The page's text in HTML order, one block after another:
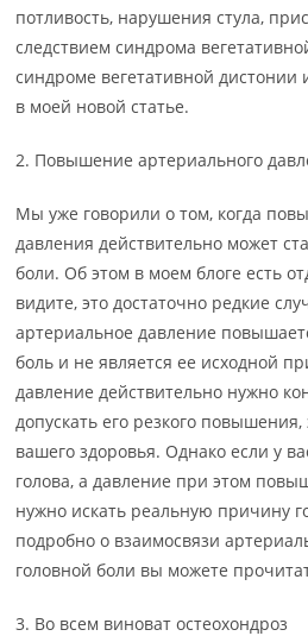
потливость, нарушения стула,
следствием синдрома
синдроме вегетативной дистонии
в моей новой статье.
2. Повышение артериального
Мы уже говорили о том, когда
давления действительно может
боли. Об этом в моем блоге есть
видите, это достаточно редкие
артериальное давление
боль и не является ее исходной
давление действительно нужно
допускать его резкого
вашего здоровья. Однако если у
голова, а давление при этом
нужно искать реальную причину
подробно о взаимосвязи
головной боли вы можете
3. Во всем виноват остеохондроз